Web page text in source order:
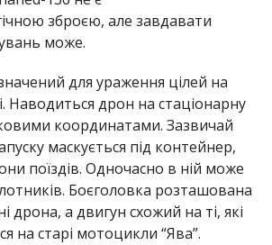
зброєю, але завдавати
може.
для ураження цілей на
Наводиться дрон на стаціонарну
координатами. Зазвичай
маскується під контейнер,
поїздів. Одночасно в ній може
Боєголовка розташована
дрона, а двигун схожий на ті, які
на старі мотоцикли “Ява”.